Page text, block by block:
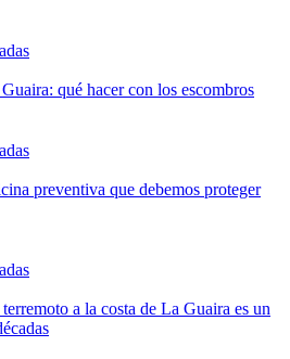
qué hacer con los escombros
preventiva que debemos proteger
a la costa de La Guaira es un